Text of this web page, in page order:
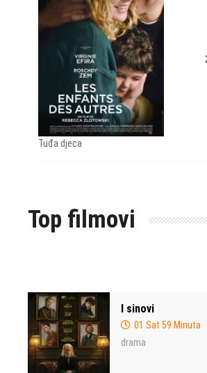
Tuđa djeca
Top filmovi
I sinovi
01 Sat 59 Minuta
drama